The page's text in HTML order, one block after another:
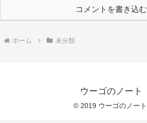
コメントを書き込む
ホーム 未分類
ウーゴのノート
© 2019 ウーゴのノート.